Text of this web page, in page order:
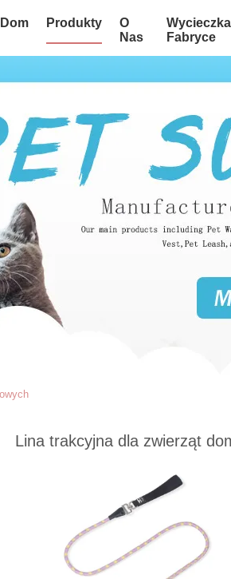
Dom Produkty
O
Nas
Fabryce
Lina trakcyjna dla zwierząt